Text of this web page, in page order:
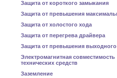
Защита от короткого замыкания
Защита от превышения
Защита от холостого хода
Защита от перегрева драйвера
Защита от превышения
Электромагнитная совместимость
технических средств
Заземление